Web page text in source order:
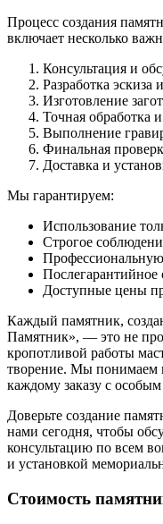
Процесс создания
включает несколько
Консультация и
Разработка эскиза
Изготовление
Точная обработка
Выполнение
Финальная
Доставка и
Мы гарантируем:
Использование
Строгое
Профессиональную
Доступные цены
Каждый памятник,
Памятник», — это не
кропотливой работы
творение. Мы понимаем
каждому заказу с
Доверьте создание
нами сегодня, чтобы
консультацию по всем
и установкой
Стоимость